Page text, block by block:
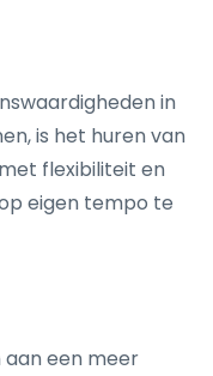
in
is het huren van
flexibiliteit en
eigen tempo te
aan een meer